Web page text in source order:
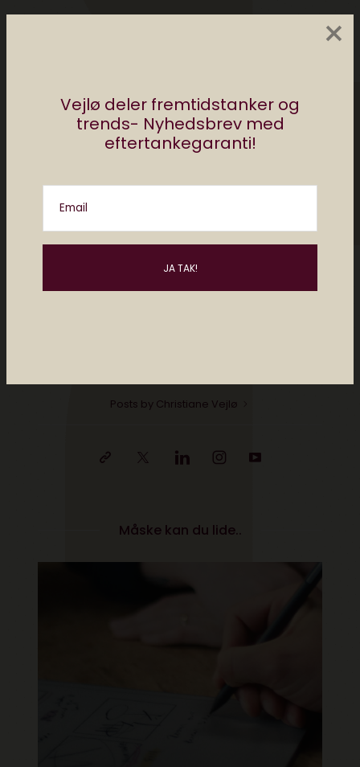
Vejlø deler fremtidstanker og
trends- Nyhedsbrev med
eftertankegaranti!
Email
×
Christiane er direktør for Elektronista Media
digital kultur, digitalt content og forholdet
holder foredrag og rådgiver om digitale
trends i ind- og udland. Hun har en
Posts by Christiane Vejlø
Måske kan du lide..